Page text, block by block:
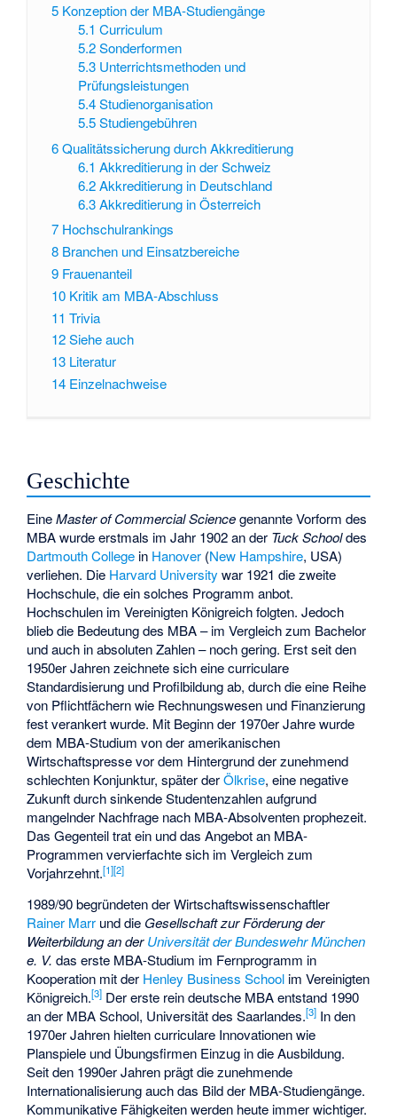
5 Konzeption der MBA-Studiengänge
5.1 Curriculum
5.2 Sonderformen
5.3 Unterrichtsmethoden und
Prüfungsleistungen
5.4 Studienorganisation
5.5 Studiengebühren
6Qualitätssicherung durch Akkreditierung
6.1 Akkreditierung in der Schweiz
6.2 Akkreditierung in Deutschland
6.3 Akkreditierung in Österreich
7 Hochschulrankings
8 Branchen und Einsatzbereiche
9 Frauenanteil
10 Kritik am MBA-Abschluss
11 Trivia
12Siehe auch
13 Literatur
14 Einzelnachweise
Geschichte
EineMaster of Commercial Sciencegenannte Vorform des
MBA wurde erstmals im Jahr 1902 an der Tuck Schooldes
Dartmouth College in Hanover (New Hampshire, USA)
verliehen. Die Harvard University war 1921 die zweite
Hochschule, die ein solches Programm anbot.
Hochschulen im Vereinigten Königreich folgten. Jedoch
blieb die Bedeutung des MBA – im Vergleich zum Bachelor
und auch in absoluten Zahlen – noch gering. Erst seit den
1950er Jahren zeichnete sich eine curriculare
Standardisierung und Profilbildung ab, durch die eine Reihe
von Pflichtfächern wie Rechnungswesen und Finanzierung
fest verankert wurde. Mit Beginn der 1970er Jahre wurde
dem MBA-Studium von der amerikanischen
Wirtschaftspresse vor dem Hintergrund der zunehmend
schlechten Konjunktur, später derÖlkrise, eine negative
Zukunft durch sinkende Studentenzahlen aufgrund
mangelnder Nachfrage nach MBA-Absolventen prophezeit.
Das Gegenteil trat ein und das Angebot an MBA-
Programmen vervierfachte sich im Vergleich zum
Vorjahrzehnt.[1][2]
1989/90 begründeten der Wirtschaftswissenschaftler
Rainer Marr und die Gesellschaft zur Förderung der
Weiterbildung an derUniversität der Bundeswehr München
e. V. das erste MBA-Studium im Fernprogramm in
Kooperation mit der Henley Business School im Vereinigten
Königreich.[3] Der erste rein deutsche MBA entstand 1990
an der MBA School, Universität des Saarlandes.[3] In den
1970er Jahren hielten curriculare Innovationen wie
Planspiele und Übungsfirmen Einzug in die Ausbildung.
Seit den 1990er Jahren prägt die zunehmende
Internationalisierung auch das Bild der MBA-Studiengänge.
Kommunikative Fähigkeiten werden heute immer wichtiger.